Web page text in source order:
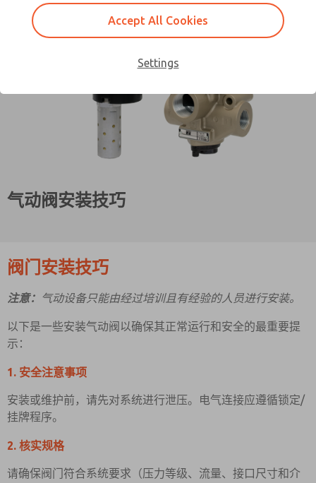
气动阀安装技巧
阀门安装技巧
注意： 气动设备只能由经过培训且有经验的人员进行安装。
以下是一些安装气动阀以确保其正常运行和安全的最重要提
示：
1. 安全注意事项
安装或维护前，请先对系统进行泄压。电气连接应遵循锁定/
挂牌程序。
2. 核实规格
请确保阀门符合系统要求（压力等级、流量、接口尺寸和介
Accept All Cookies
Settings